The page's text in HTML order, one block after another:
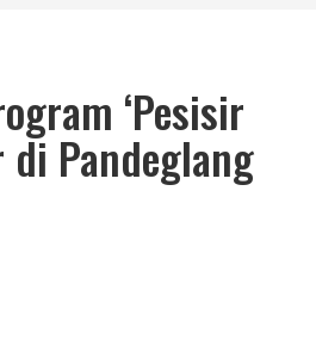
‘Pesisir
di Pandeglang